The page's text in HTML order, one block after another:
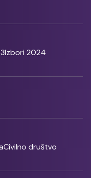
Izbori 2024
Civilno društvo